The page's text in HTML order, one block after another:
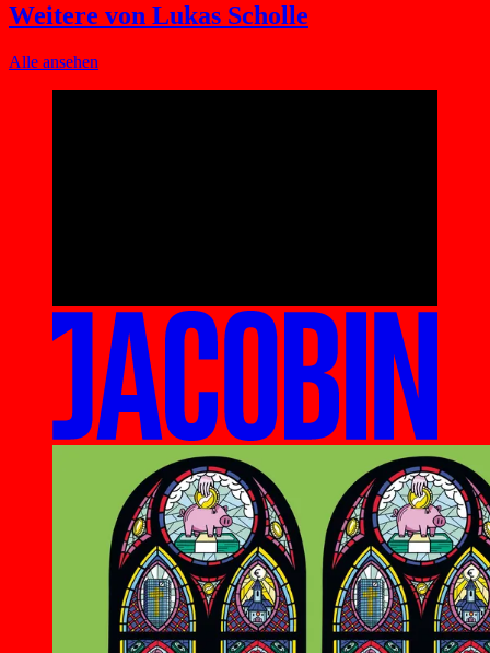
Weitere von Lukas Scholle
Alle ansehen